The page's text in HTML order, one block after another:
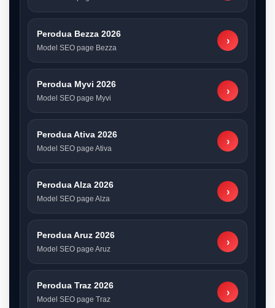
Perodua Bezza 2026
Model SEO page Bezza
›
Perodua Myvi 2026
Model SEO page Myvi
›
Perodua Ativa 2026
Model SEO page Ativa
›
Perodua Alza 2026
Model SEO page Alza
›
Perodua Aruz 2026
Model SEO page Aruz
›
Perodua Traz 2026
Model SEO page Traz
›